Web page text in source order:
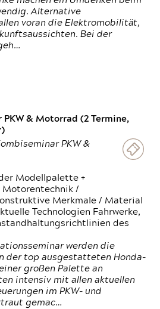
Alternative
voran die Elektromobilität,
Bei der
PKW & Motorrad (2 Termine,
PKW &
Modellpalette +
Motorentechnik /
Merkmale / Material
Technologien Fahrwerke,
des
werden die
der top ausgestatteten Honda-
großen Palette an
intensiv mit allen aktuellen
im PKW- und
gemac…